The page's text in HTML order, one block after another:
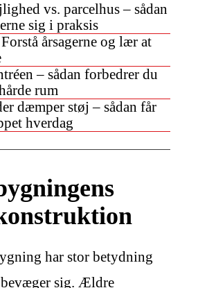
vs. parcelhus – sådan
sig i praksis
årsagerne og lær at
– sådan forbedrer du
rum
dæmper støj – sådan får
hverdag
har stor betydning
sig. Ældre